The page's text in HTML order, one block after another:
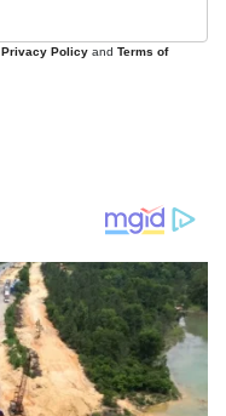
Privacy Policy and Terms of